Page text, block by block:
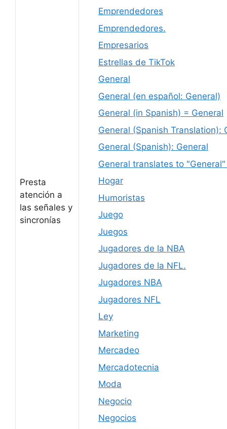
Presta
atención a
las señales y
sincronías
Emprendedores
Emprendedores.
Empresarios
Estrellas de TikTok
General
General (en español: General)
General (in Spanish) = General
General (Spanish Translation):
General (Spanish): General
General translates to
Hogar
Humoristas
Juego
Juegos
Jugadores de la NBA
Jugadores de la NFL.
Jugadores NBA
Jugadores NFL
Ley
Marketing
Mercadeo
Mercadotecnia
Moda
Negocio
Negocios